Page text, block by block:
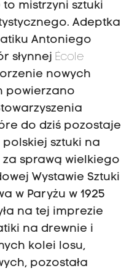
to mistrzyni sztuki
Adeptka
Antoniego
słynnej École
nowych
powierzano
do dziś pozostaje
sztuki na
za sprawą wielkiego
Wystawie Sztuki
w Paryżu w 1925
na tej imprezie
na drewnie i
kolei losu,
pozostała